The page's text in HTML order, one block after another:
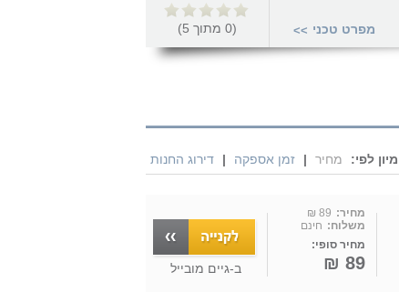
מפרט טכני >>
(
0 מתוך 5
)
מיון לפי: מחיר | זמן אספקה | דירוג החנות
מחיר: 89 ₪
משלוח: חינם
מחיר סופי:
89 ₪ ב-גיים מובייל